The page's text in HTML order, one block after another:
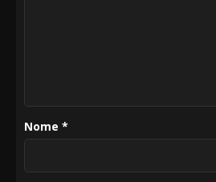
Nome *